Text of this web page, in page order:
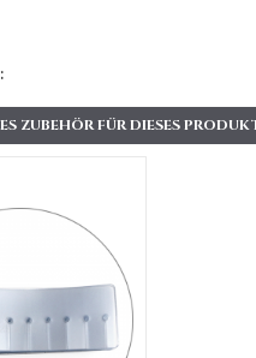
ZUBEHÖR FÜR DIESES